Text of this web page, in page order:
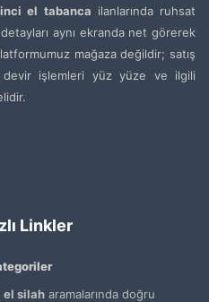
el tabanca ilanlarında ruhsat
aynı ekranda net görerek
mağaza değildir; satış
işlemleri yüz yüze ve ilgili
Linkler
silah aramalarında doğru